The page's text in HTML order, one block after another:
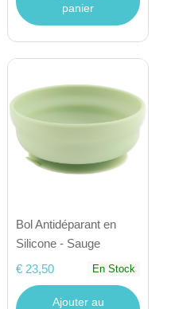
panier
Bol Antidéparant en
Silicone - Sauge
€ 23,50
En Stock
Ajouter au